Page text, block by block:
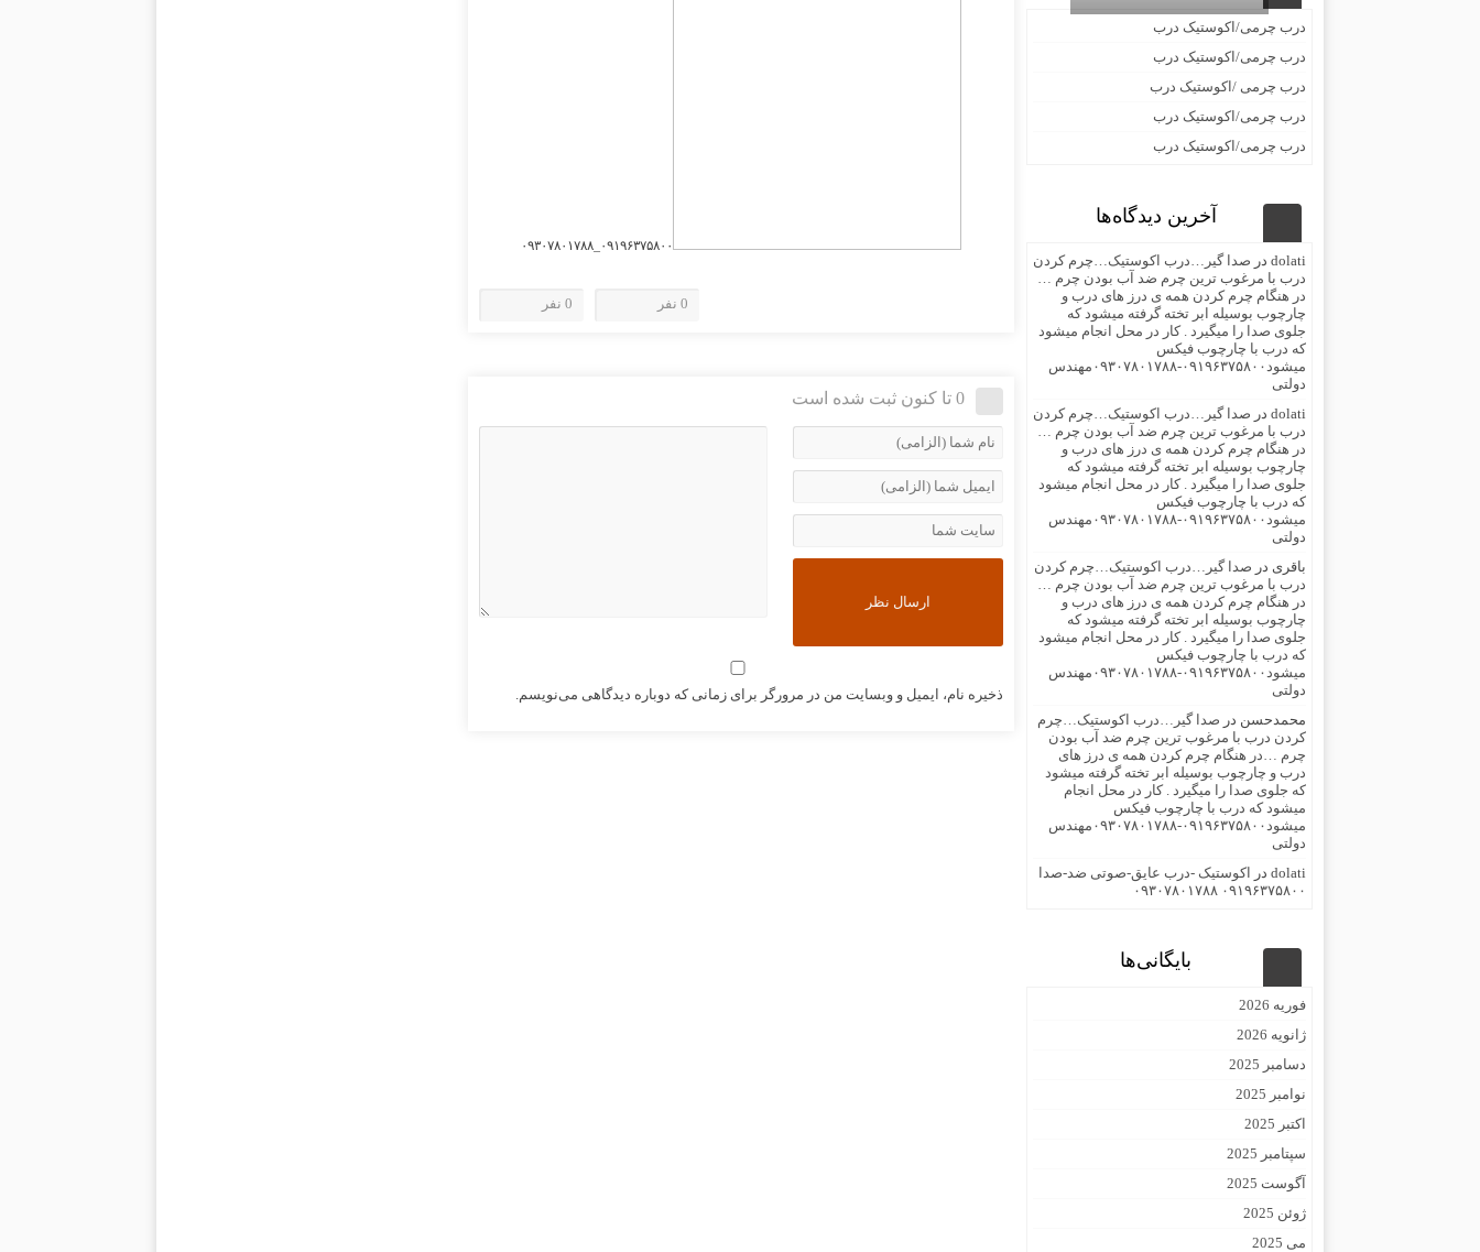
۰۹۱۹۶۳۷۵۸۰۰_۰۹۳۰۷۸۰۱۷۸۸
0 نفر 0 نفر
0 تا کنون ثبت شده است
ذخیره نام، ایمیل و وبسایت من در مرورگر برای زمانی که دوباره دیدگاهی می‌نویسم.
درب چرمی/اکوستیک درب
درب چرمی/اکوستیک درب
درب چرمی /اکوستیک درب
درب چرمی/اکوستیک درب
درب چرمی/اکوستیک درب
آخرین دیدگاه‌ها
dolati در صدا گیر…درب اکوستیک…چرم کردن
درب با مرغوب ترین چرم ضد آب بودن چرم …
در هنگام چرم کردن همه ی درز های درب و
چارچوب بوسیله ابر تخته گرفته میشود که
جلوی صدا را میگیرد . کار در محل انجام میشود
که درب با چارچوب فیکس
میشود۰۹۱۹۶۳۷۵۸۰۰-۰۹۳۰۷۸۰۱۷۸۸مهندس
دولتی
dolati در صدا گیر…درب اکوستیک…چرم کردن
درب با مرغوب ترین چرم ضد آب بودن چرم …
در هنگام چرم کردن همه ی درز های درب و
چارچوب بوسیله ابر تخته گرفته میشود که
جلوی صدا را میگیرد . کار در محل انجام میشود
که درب با چارچوب فیکس
میشود۰۹۱۹۶۳۷۵۸۰۰-۰۹۳۰۷۸۰۱۷۸۸مهندس
دولتی
باقری در صدا گیر…درب اکوستیک…چرم کردن
درب با مرغوب ترین چرم ضد آب بودن چرم …
در هنگام چرم کردن همه ی درز های درب و
چارچوب بوسیله ابر تخته گرفته میشود که
جلوی صدا را میگیرد . کار در محل انجام میشود
که درب با چارچوب فیکس
میشود۰۹۱۹۶۳۷۵۸۰۰-۰۹۳۰۷۸۰۱۷۸۸مهندس
دولتی
محمدحسن در صدا گیر…درب اکوستیک…چرم
کردن درب با مرغوب ترین چرم ضد آب بودن
چرم …در هنگام چرم کردن همه ی درز های
درب و چارچوب بوسیله ابر تخته گرفته میشود
که جلوی صدا را میگیرد . کار در محل انجام
میشود که درب با چارچوب فیکس
میشود۰۹۱۹۶۳۷۵۸۰۰-۰۹۳۰۷۸۰۱۷۸۸مهندس
دولتی
dolati در
اکوستیک -درب عایق-صوتی ضد-صدا
۰۹۱۹۶۳۷۵۸۰۰ ۰۹۳۰۷۸۰۱۷۸۸
بایگانی‌ها
فوریه 2026
ژانویه 2026
دسامبر 2025
نوامبر 2025
اکتبر 2025
سپتامبر 2025
آگوست 2025
ژوئن 2025
می 2025